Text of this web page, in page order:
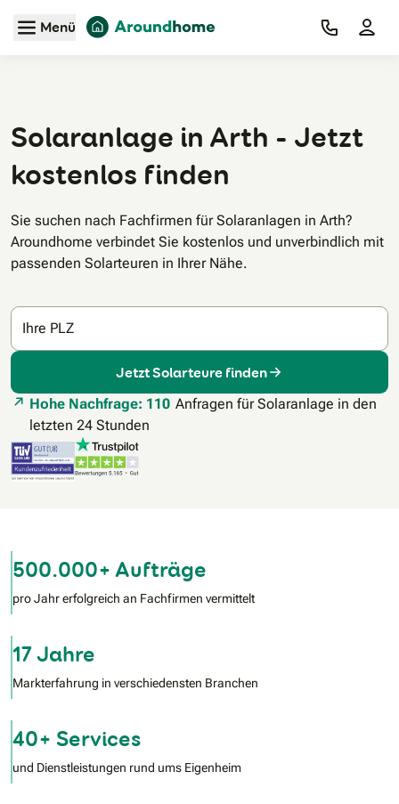
Zum Hauptinhalt
Menü
Solaranlage in Arth - Jetzt
kostenlos finden
Sie suchen nach Fachfirmen für Solaranlagen in Arth?
Aroundhome verbindet Sie kostenlos und unverbindlich mit
passenden Solarteuren in Ihrer Nähe.
Ihre PLZ
Jetzt Solarteure finden
Hohe Nachfrage: 110 Anfragen für Solaranlage in den
letzten 24 Stunden
500.000+ Aufträge
pro Jahr erfolgreich an Fachfirmen vermittelt
17 Jahre
Markterfahrung in verschiedensten Branchen
40+ Services
und Dienstleistungen rund ums Eigenheim